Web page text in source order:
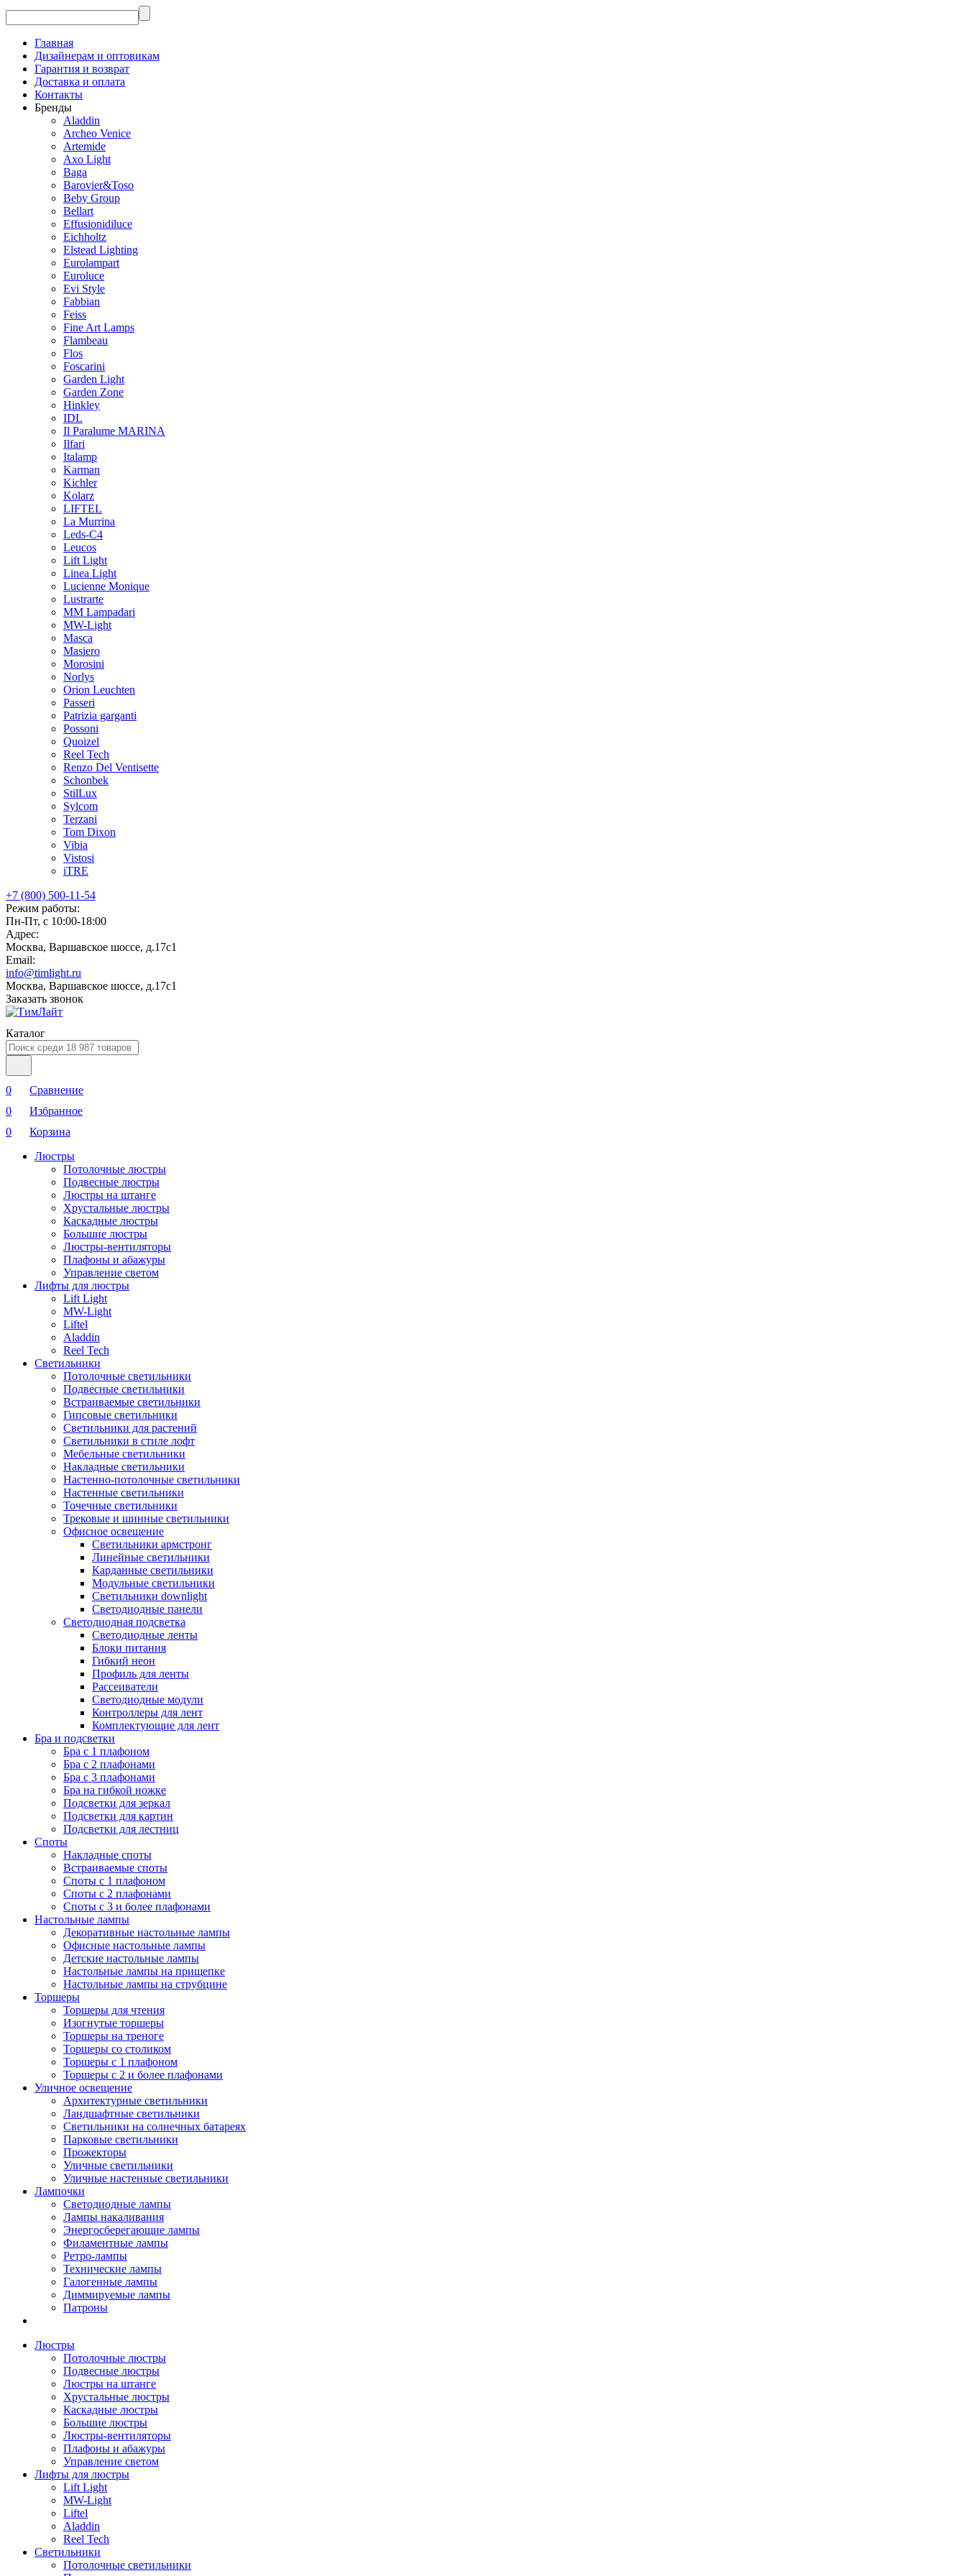
Главная
Дизайнерам и оптовикам
Гарантия и возврат
Доставка и оплата
Контакты
Бренды
Aladdin
Archeo Venice
Artemide
Axo Light
Baga
Barovier&Toso
Beby Group
Bellart
Effusionidiluce
Eichholtz
Elstead Lighting
Eurolampart
Euroluce
Evi Style
Fabbian
Feiss
Fine Art Lamps
Flambeau
Flos
Foscarini
Garden Light
Garden Zone
Hinkley
IDL
Il Paralume MARINA
Ilfari
Italamp
Karman
Kichler
Kolarz
LIFTEL
La Murrina
Leds-C4
Leucos
Lift Light
Linea Light
Lucienne Monique
Lustrarte
MM Lampadari
MW-Light
Masca
Masiero
Morosini
Norlys
Orion Leuchten
Passeri
Patrizia garganti
Possoni
Quoizel
Reel Tech
Renzo Del Ventisette
Schonbek
StilLux
Sylcom
Terzani
Tom Dixon
Vibia
Vistosi
iTRE
+7 (800) 500-11-54
Режим работы:
Пн-Пт, с 10:00-18:00
Адрес:
Москва, Варшавское шоссе, д.17c1
Email:
info@timlight.ru
Москва, Варшавское шоссе, д.17c1
Заказать звонок
Каталог
0
Сравнение
0
Избранное
0
Корзина
Люстры
Потолочные люстры
Подвесные люстры
Люстры на штанге
Хрустальные люстры
Каскадные люстры
Большие люстры
Люстры-вентиляторы
Плафоны и абажуры
Управление светом
Лифты для люстры
Lift Light
MW-Light
Liftel
Aladdin
Reel Tech
Светильники
Потолочные светильники
Подвесные светильники
Встраиваемые светильники
Гипсовые светильники
Светильники для растений
Светильники в стиле лофт
Мебельные светильники
Накладные светильники
Настенно-потолочные светильники
Настенные светильники
Точечные светильники
Трековые и шинные светильники
Офисное освещение
Светильники армстронг
Линейные светильники
Карданные светильники
Модульные светильники
Светильники downlight
Светодиодные панели
Светодиодная подсветка
Светодиодные ленты
Блоки питания
Гибкий неон
Профиль для ленты
Рассеиватели
Светодиодные модули
Контроллеры для лент
Комплектующие для лент
Бра и подсветки
Бра с 1 плафоном
Бра с 2 плафонами
Бра с 3 плафонами
Бра на гибкой ножке
Подсветки для зеркал
Подсветки для картин
Подсветки для лестниц
Споты
Накладные споты
Встраиваемые споты
Споты с 1 плафоном
Споты с 2 плафонами
Споты с 3 и более плафонами
Настольные лампы
Декоративные настольные лампы
Офисные настольные лампы
Детские настольные лампы
Настольные лампы на прищепке
Настольные лампы на струбцине
Торшеры
Торшеры для чтения
Изогнутые торшеры
Торшеры на треноге
Торшеры со столиком
Торшеры с 1 плафоном
Торшеры с 2 и более плафонами
Уличное освещение
Архитектурные светильники
Ландшафтные светильники
Светильники на солнечных батареях
Парковые светильники
Прожекторы
Уличные светильники
Уличные настенные светильники
Лампочки
Светодиодные лампы
Лампы накаливания
Энергосберегающие лампы
Филаментные лампы
Ретро-лампы
Технические лампы
Галогенные лампы
Диммируемые лампы
Патроны
Люстры
Потолочные люстры
Подвесные люстры
Люстры на штанге
Хрустальные люстры
Каскадные люстры
Большие люстры
Люстры-вентиляторы
Плафоны и абажуры
Управление светом
Лифты для люстры
Lift Light
MW-Light
Liftel
Aladdin
Reel Tech
Светильники
Потолочные светильники